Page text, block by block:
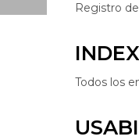
Registro
Todos los